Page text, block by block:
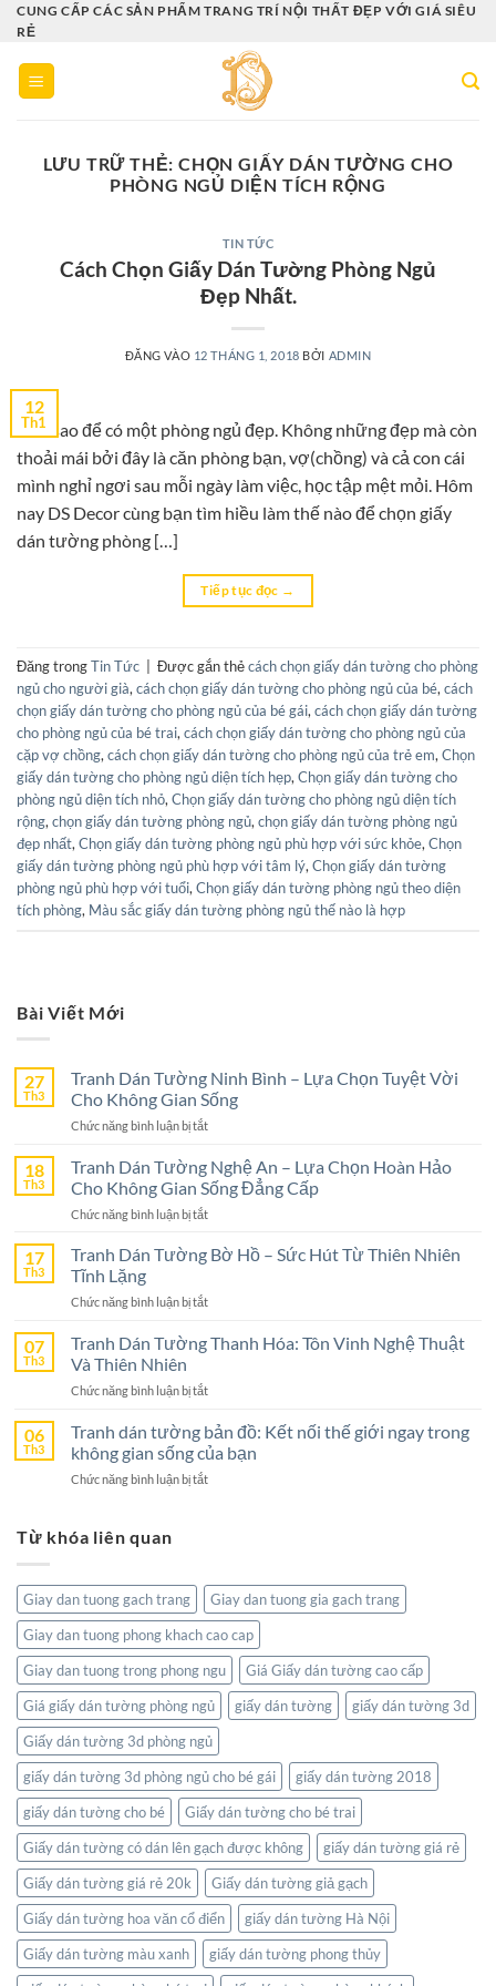
Bỏ
qua
nội
dung
CUNG CẤP CÁC SẢN PHẨM TRANG TRÍ NỘI THẤT ĐẸP VỚI GIÁ SIÊU
RẺ
LƯU TRỮ THẺ: CHỌN GIẤY DÁN TƯỜNG CHO
PHÒNG NGỦ DIỆN TÍCH RỘNG
TIN TỨC
Cách Chọn Giấy Dán Tường Phòng Ngủ
Đẹp Nhất.
ĐĂNG VÀO 12 THÁNG 1, 2018 BỞI ADMIN
12
Th1
Làm sao để có một phòng ngủ đẹp. Không những đẹp mà còn
thoải mái bởi đây là căn phòng bạn, vợ(chồng) và cả con cái
mình nghỉ ngơi sau mỗi ngày làm việc, học tập mệt mỏi. Hôm
nay DS Decor cùng bạn tìm hiều làm thế nào để chọn giấy
dán tường phòng […]
Tiếp tục đọc →
Đăng trongTin Tức Được gắn thẻcách chọn giấy dán tường cho phòng
ngủ cho người già, cách chọn giấy dán tường cho phòng ngủ của bé, cách
chọn giấy dán tường cho phòng ngủ của bé gái, cách chọn giấy dán tường
cho phòng ngủ của bé trai, cách chọn giấy dán tường cho phòng ngủ của
cặp vợ chồng, cách chọn giấy dán tường cho phòng ngủ của trẻ em, Chọn
giấy dán tường cho phòng ngủ diện tích hẹp, Chọn giấy dán tường cho
phòng ngủ diện tích nhỏ, Chọn giấy dán tường cho phòng ngủ diện tích
rộng, chọn giấy dán tường phòng ngủ, chọn giấy dán tường phòng ngủ
đẹp nhất, Chọn giấy dán tường phòng ngủ phù hợp với sức khỏe, Chọn
giấy dán tường phòng ngủ phù hợp với tâm lý, Chọn giấy dán tường
phòng ngủ phù hợp với tuổi, Chọn giấy dán tường phòng ngủ theo diện
tích phòng, Màu sắc giấy dán tường phòng ngủ thế nào là hợp
Bài Viết Mới
27
Th3
Tranh Dán Tường Ninh Bình – Lựa Chọn Tuyệt Vời
Cho Không Gian Sống
Chức năng bình luận bị tắtở
Dán
Tường
Ninh
Bình
Lựa
Không
Sống
18
Th3
Tranh Dán Tường Nghệ An – Lựa Chọn Hoàn Hảo
Cho Không Gian Sống Đẳng Cấp
Chức năng bình luận bị tắtở
Dán
An
Lựa
Không
Gian
Sống
17
Th3
Tranh Dán Tường Bờ Hồ – Sức Hút Từ Thiên Nhiên
Tĩnh Lặng
Chức năng bình luận bị tắtở
Dán
Hồ
Sức
Hút
07
Th3
Tranh Dán Tường Thanh Hóa: Tôn Vinh Nghệ Thuật
Và Thiên Nhiên
Chức năng bình luận bị tắtở
Dán
Tường
Thanh
Hóa:
Thiên
Nhiên
06
Th3
Tranh dán tường bản đồ: Kết nối thế giới ngay trong
không gian sống của bạn
Chức năng bình luận bị tắtở
Kết
nối
giới
ngay
trong
không
gian
sống
của
bạn
Từ khóa liên quan
Giay dan tuong gach trang
Giay dan tuong gia gach trang
Giay dan tuong phong khach cao cap
Giay dan tuong trong phong ngu
Giá Giấy dán tường cao cấp
Giá giấy dán tường phòng ngủ
giấy dán tường
giấy dán tường 3d
Giấy dán tường 3d phòng ngủ
giấy dán tường 3d phòng ngủ cho bé gái
giấy dán tường 2018
giấy dán tường cho bé
Giấy dán tường cho bé trai
Giấy dán tường có dán lên gạch được không
giấy dán tường giá rẻ
Giấy dán tường giá rẻ 20k
Giấy dán tường giả gạch
Giấy dán tường hoa văn cổ điển
giấy dán tường Hà Nội
Giấy dán tường màu xanh
giấy dán tường phong thủy